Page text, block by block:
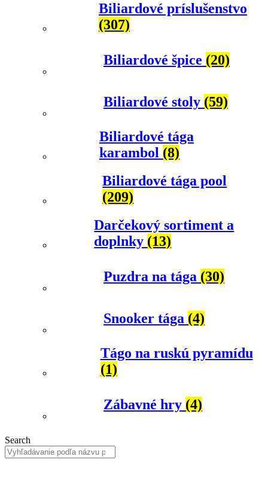
Biliardové príslušenstvo
(307)
Biliardové špice (20)
Biliardové stoly (59)
Biliardové tága
karambol (8)
Biliardové tága pool
(209)
Darčekový sortiment a
doplnky (13)
Puzdra na tága (30)
Snooker tága (4)
Tágo na ruskú pyramídu
(1)
Zábavné hry (4)
Search